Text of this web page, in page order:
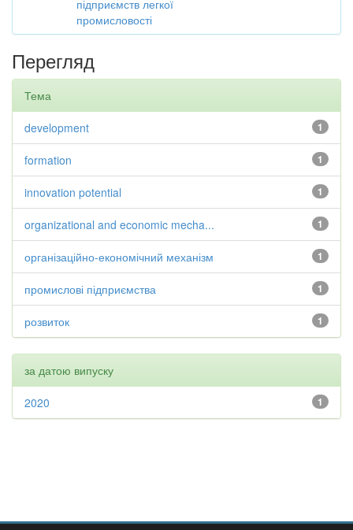
підприємств легкої
промисловості
Перегляд
Тема
1
development
1
formation
1
innovation potential
1
organizational and economic mecha...
1
організаційно-економічний механізм
1
промислові підприємства
1
розвиток
за датою випуску
1
2020